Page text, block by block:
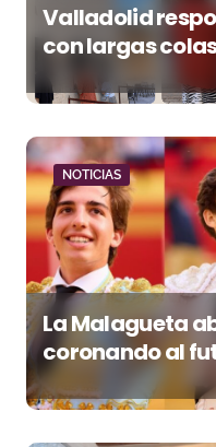
Valladolid
con largas
NOTICIAS
La Malagueta
coronando al
andaluz